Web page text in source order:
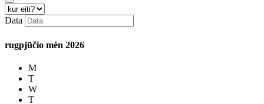
Data
rugpjūčio mėn 2026
M
T
W
T